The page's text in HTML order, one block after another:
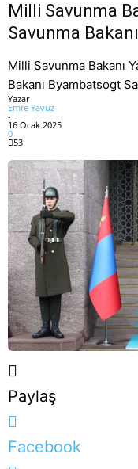
Milli Savunma
Savunma
Milli Savunma Bakanı
Bakanı Byambatsogt
Yazar
Emre Yavuz
-
16 Ocak 2025
0
53
Paylaş
Facebook